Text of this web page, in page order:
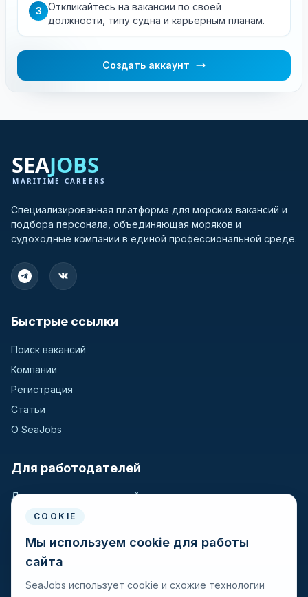
3 Откликайтесь на вакансии по своей
должности, типу судна и карьерным планам.
Создать аккаунт
Специализированная платформа для морских вакансий и
подбора персонала, объединяющая моряков и
судоходные компании в единой профессиональной среде.
Быстрые ссылки
Поиск вакансий
Компании
Регистрация
Статьи
О SeaJobs
Для работодателей
Для крюинговых компаний
Разместить вакансию
Поиск кандидатов
COOKIE
Мы используем cookie для работы
сайта
SeaJobs использует cookie и схожие технологии